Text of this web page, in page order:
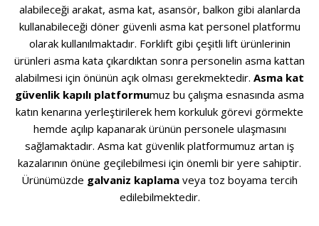
alabileceği arakat, asma kat, asansör, balkon gibi alanlarda
kullanabileceği döner güvenli asma kat personel platformu
olarak kullanılmaktadır. Forklift gibi çeşitli lift ürünlerinin
ürünleri asma kata çıkardıktan sonra personelin asma kattan
alabilmesi için önünün açık olması gerekmektedir. Asma kat
güvenlik kapılı platformumuz bu çalışma esnasında asma
katın kenarına yerleştirilerek hem korkuluk görevi görmekte
hemde açılıp kapanarak ürünün personele ulaşmasını
sağlamaktadır. Asma kat güvenlik platformumuz artan iş
kazalarının önüne geçilebilmesi için önemli bir yere sahiptir.
Ürünümüzde galvaniz kaplama veya toz boyama tercih
edilebilmektedir.